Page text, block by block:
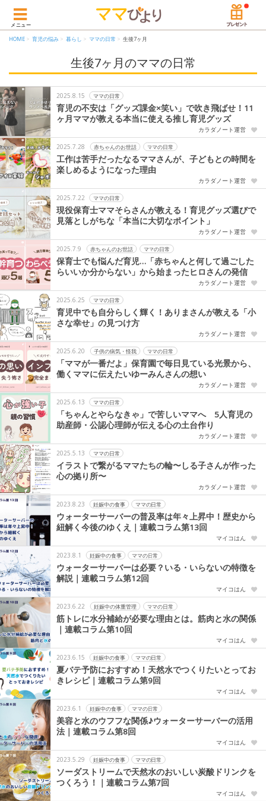
メニュー
HOME 育児の悩み 暮らし ママの日常 生後7ヶ月
生後7ヶ月のママの日常
2025.8.15 ママの日常
育児の不安は「グッズ課金×笑い」で吹き飛ばせ！11
ヶ月ママが教える本当に使える推し育児グッズ
カラダノート運営
2025.7.28 赤ちゃんのお世話 ママの日常
工作は苦手だったなるママさんが、子どもとの時間を
楽しめるようになった理由
カラダノート運営
2025.7.22 ママの日常
現役保育士ママそらさんが教える！育児グッズ選びで
見落としがちな「本当に大切なポイント」
カラダノート運営
2025.7.9 赤ちゃんのお世話 ママの日常
保育士でも悩んだ育児…「赤ちゃんと何して過ごした
らいいか分からない」から始まったヒロさんの発信
カラダノート運営
2025.6.25 ママの日常
育児中でも自分らしく輝く！ありまさんが教える「小
さな幸せ」の見つけ方
カラダノート運営
2025.6.20 子供の病気・怪我 ママの日常
「ママが一番だよ」保育園で毎日見ている光景から、
働くママに伝えたいゆーみんさんの想い
カラダノート運営
2025.6.13 ママの日常
「ちゃんとやらなきゃ」で苦しいママへ 5人育児の
助産師・公認心理師が伝える心の土台作り
カラダノート運営
2025.5.13 ママの日常
イラストで繋がるママたちの輪〜しる子さんが作った
心の拠り所〜
カラダノート運営
2023.8.23 妊娠中の食事 ママの日常
ウォーターサーバーの普及率は年々上昇中！歴史から
紐解く今後のゆくえ｜連載コラム第13回
マイコはん
2023.8.1 妊娠中の食事 ママの日常
ウォーターサーバーは必要？いる・いらないの特徴を
解説｜連載コラム第12回
マイコはん
2023.6.22 妊娠中の体重管理 ママの日常
筋トレに水分補給が必要な理由とは。筋肉と水の関係
｜連載コラム第10回
マイコはん
2023.6.15 妊娠中の食事 ママの日常
夏バテ予防におすすめ！天然水でつくりたいとってお
きレシピ｜連載コラム第9回
マイコはん
2023.6.1 妊娠中の食事 ママの日常
美容と水のウフフな関係♪ウォーターサーバーの活用
法｜連載コラム第8回
マイコはん
2023.5.29 妊娠中の食事 ママの日常
ソーダストリームで天然水のおいしい炭酸ドリンクを
つくろう！｜連載コラム第7回
マイコはん